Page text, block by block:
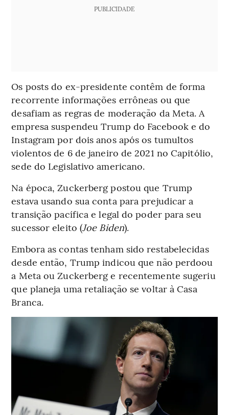
PUBLICIDADE
Os posts do ex-presidente contêm de forma
recorrente informações errôneas ou que
desafiam as regras de moderação da Meta. A
empresa suspendeu Trump do Facebook e do
Instagram por dois anos após os tumultos
violentos de 6 de janeiro de 2021 no Capitólio,
sede do Legislativo americano.
Na época, Zuckerberg postou que Trump
estava usando sua conta para prejudicar a
transição pacífica e legal do poder para seu
sucessor eleito (Joe Biden).
Embora as contas tenham sido restabelecidas
desde então, Trump indicou que não perdoou
a Meta ou Zuckerberg e recentemente sugeriu
que planeja uma retaliação se voltar à Casa
Branca.